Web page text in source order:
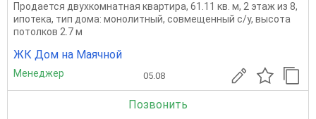
Продается двухкомнатная квартира, 61.11 кв. м, 2 этаж из 8,
ипотека, тип дома: монолитный, совмещенный с/у, высота
потолков 2.7 м
ЖК Дом на Маячной
Менеджер 05.08
Позвонить